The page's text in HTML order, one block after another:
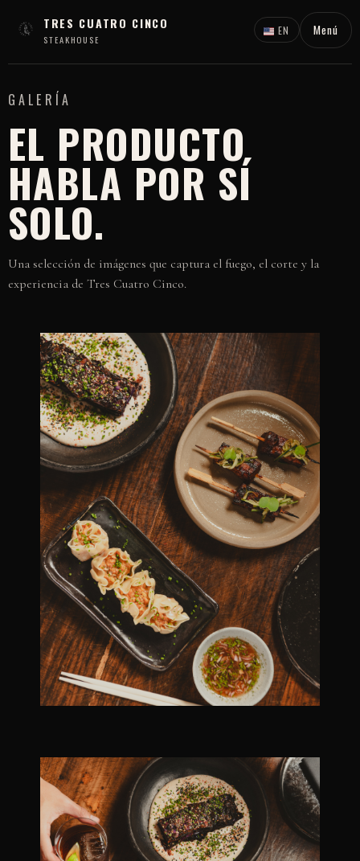
TRES CUATRO CINCO
STEAKHOUSE
EN Menú
GALERÍA
EL PRODUCTO
HABLA POR SÍ
SOLO.
Una selección de imágenes que captura el fuego, el corte y la
experiencia de Tres Cuatro Cinco.